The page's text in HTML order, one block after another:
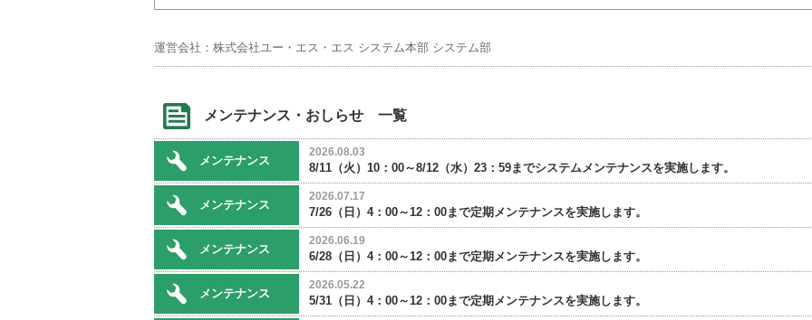
運営会社：株式会社ユー・エス・エス システム本部 システム部
メンテナンス・おしらせ 一覧
メンテナンス
2026.08.03
8/11（火）10：00～8/12（水）23：59までシステムメンテナンスを実施します。
メンテナンス
2026.07.17
7/26（日）4：00～12：00まで定期メンテナンスを実施します。
メンテナンス
2026.06.19
6/28（日）4：00～12：00まで定期メンテナンスを実施します。
メンテナンス
2026.05.22
5/31（日）4：00～12：00まで定期メンテナンスを実施します。